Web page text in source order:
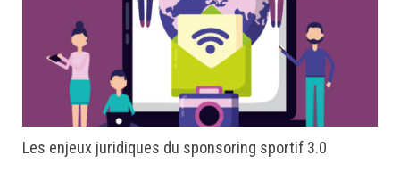
Les enjeux juridiques du sponsoring sportif 3.0